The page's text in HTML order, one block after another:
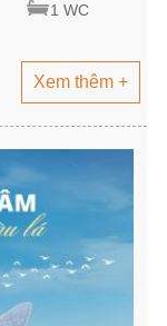
1 WC
Xem thêm +